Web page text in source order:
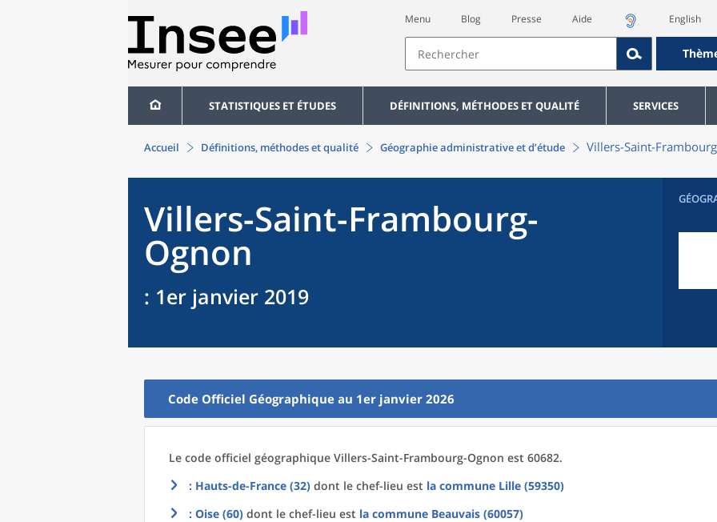
Menu Blog Presse Aide English
STATISTIQUES ET ÉTUDES DÉFINITIONS, MÉTHODES ET QUALITÉ SERVICES
Accueil Définitions, méthodes et qualité Géographie administrative et d’étude Villers-Saint-
Villers-Saint-Frambourg-
Ognon
: 1er janvier 2019
Code Officiel Géographique au 1er janvier 2026
Le code officiel géographique Villers-Saint-Frambourg-Ognon est 60682.
: Hauts-de-France (32) dont le chef-lieu est la commune Lille (59350)
: Oise (60) dont le chef-lieu est la commune Beauvais (60057)